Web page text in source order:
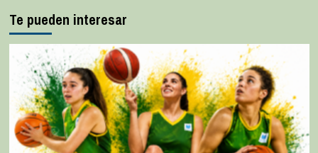
Te pueden interesar